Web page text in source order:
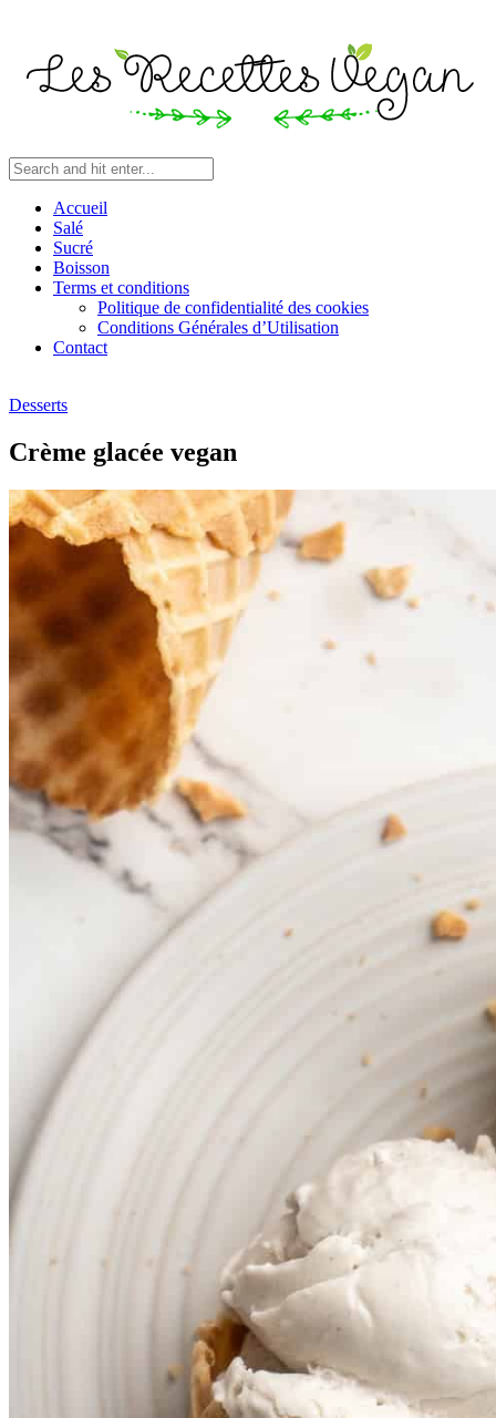
Accueil
Salé
Sucré
Boisson
Terms et conditions
Politique de confidentialité des cookies
Conditions Générales d’Utilisation
Contact
Desserts
Crème glacée vegan